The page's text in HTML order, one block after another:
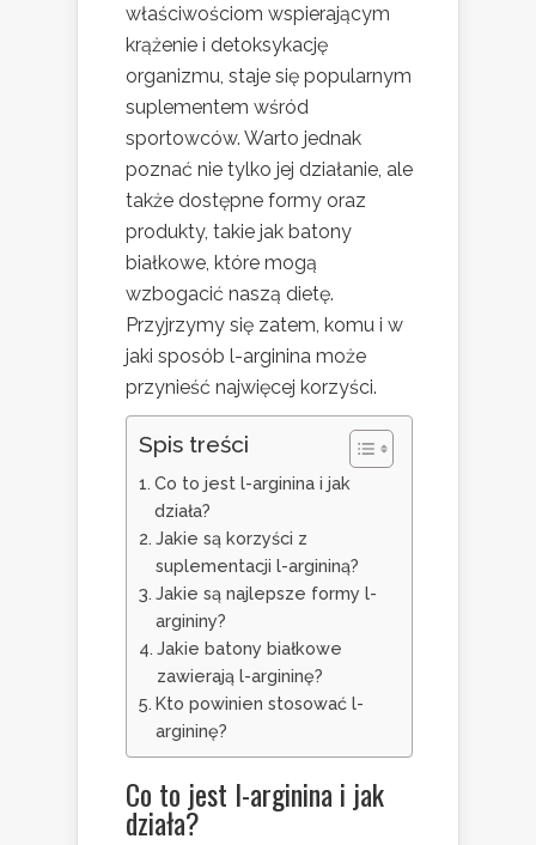
właściwościom wspierającym
krążenie i detoksykację
organizmu, staje się popularnym
suplementem wśród
sportowców. Warto jednak
poznać nie tylko jej działanie, ale
także dostępne formy oraz
produkty, takie jak batony
białkowe, które mogą
wzbogacić naszą dietę.
Przyjrzymy się zatem, komu i w
jaki sposób l-arginina może
przynieść najwięcej korzyści.
Spis treści
Co to jest l-arginina i jak
działa?
Jakie są korzyści z
suplementacji l-argininą?
Jakie są najlepsze formy l-
argininy?
Jakie batony białkowe
zawierają l-argininę?
Kto powinien stosować l-
argininę?
Co to jest l-arginina i jak
działa?